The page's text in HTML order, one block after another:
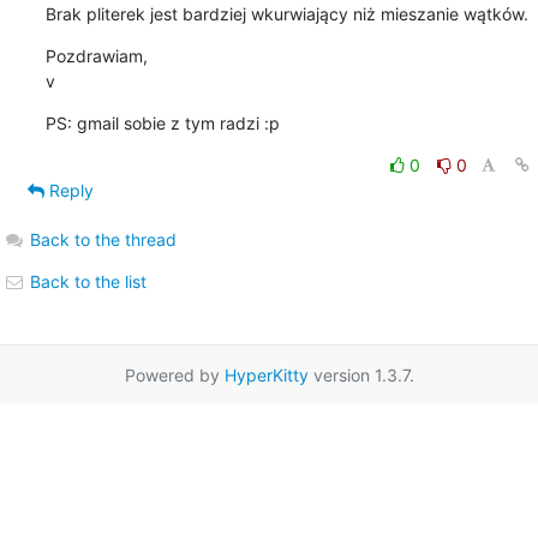
Brak pliterek jest bardziej wkurwiający niż mieszanie wątków.
Pozdrawiam,
v
PS: gmail sobie z tym radzi :p
0
0
Reply
Back to the thread
Back to the list
Powered by HyperKittyversion 1.3.7.